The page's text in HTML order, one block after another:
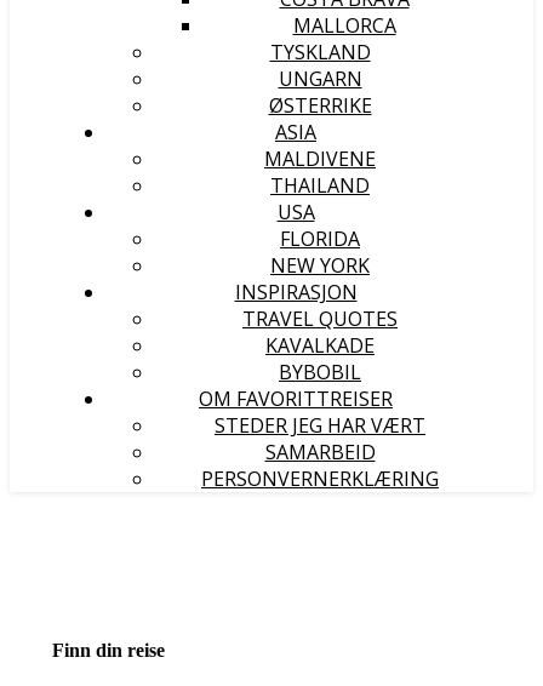
MALLORCA
TYSKLAND
UNGARN
ØSTERRIKE
ASIA
MALDIVENE
THAILAND
USA
FLORIDA
NEW YORK
INSPIRASJON
TRAVEL QUOTES
KAVALKADE
BYBOBIL
OM FAVORITTREISER
STEDER JEG HAR VÆRT
SAMARBEID
PERSONVERNERKLÆRING
Finn din reise